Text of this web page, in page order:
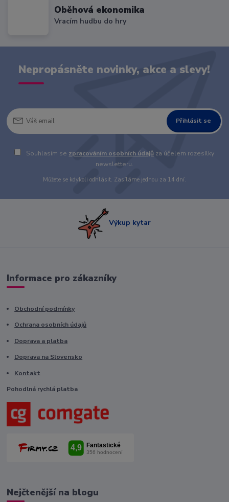
Oběhová ekonomika
Vracím hudbu do hry
Nepropásněte novinky, akce a slevy!
Přihlásit se
Souhlasím se zpracováním osobních údajů za účelem rozesílky
newsletteru.
Můžete se kdykoli odhlásit. Zasíláme jednou za 14 dní.
Výkup kytar
Informace pro zákazníky
Obchodní podmínky
Ochrana osobních údajů
Doprava a platba
Doprava na Slovensko
Kontakt
Pohodlná rychlá platba
Nejčtenější na blogu